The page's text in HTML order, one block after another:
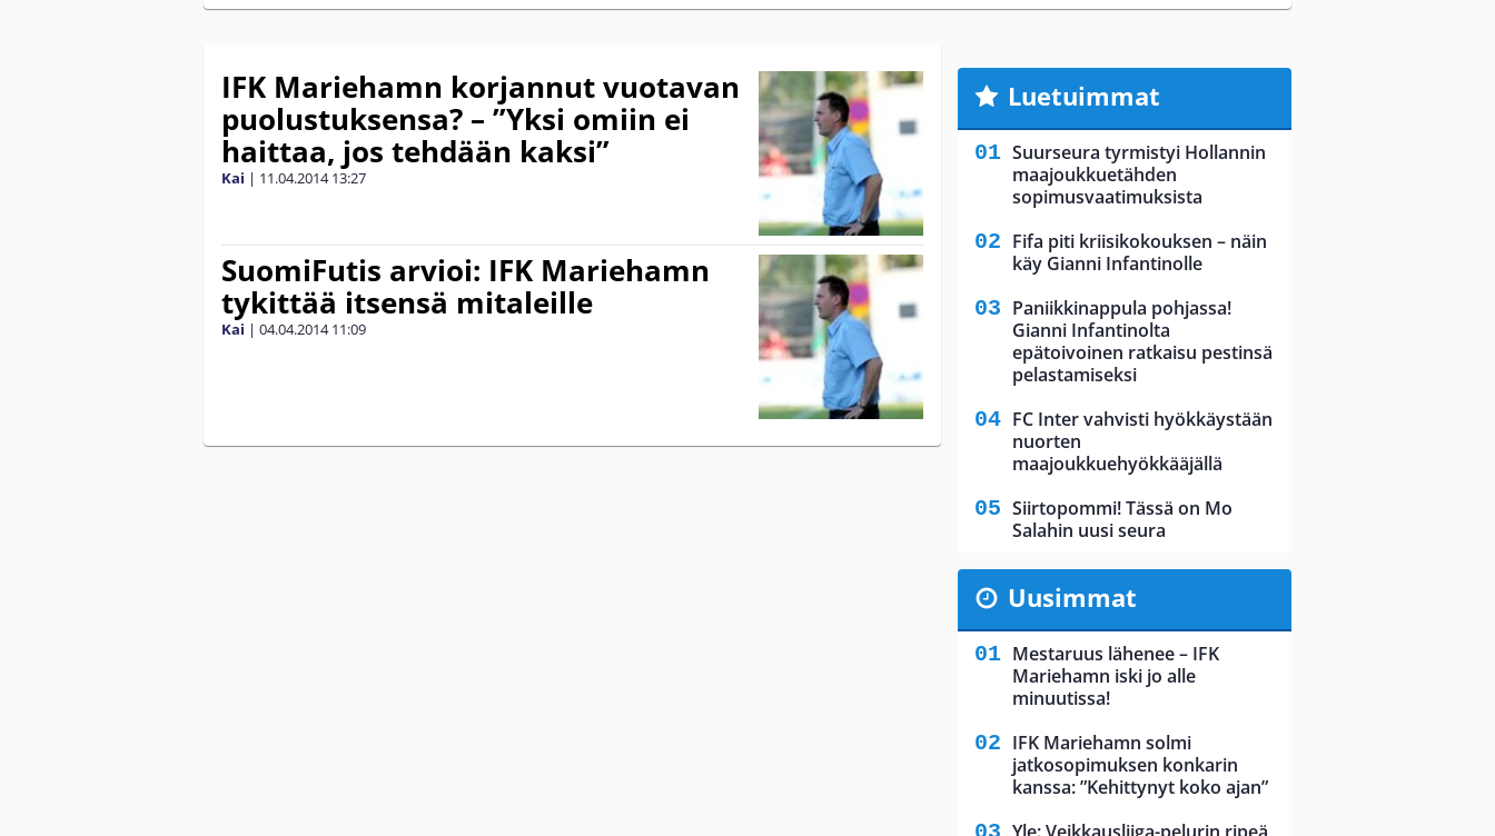
IFK Mariehamn korjannut vuotavan
puolustuksensa? – ”Yksi omiin ei
haittaa, jos tehdään kaksi”
Kai | 11.04.2014 13:27
SuomiFutis arvioi: IFK Mariehamn
tykittää itsensä mitaleille
Kai | 04.04.2014 11:09
Luetuimmat
Suurseura tyrmistyi Hollannin
maajoukkuetähden
sopimusvaatimuksista
Fifa piti kriisikokouksen – näin
käy Gianni Infantinolle
Paniikkinappula pohjassa!
Gianni Infantinolta
epätoivoinen ratkaisu pestinsä
pelastamiseksi
FC Inter vahvisti hyökkäystään
nuorten
maajoukkuehyökkääjällä
Siirtopommi! Tässä on Mo
Salahin uusi seura
Uusimmat
Mestaruus lähenee – IFK
Mariehamn iski jo alle
minuutissa!
IFK Mariehamn solmi
jatkosopimuksen konkarin
kanssa: ”Kehittynyt koko ajan”